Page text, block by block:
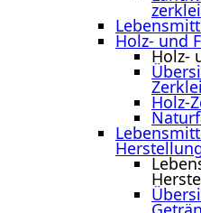
Holz- und
Holz-
Holz-